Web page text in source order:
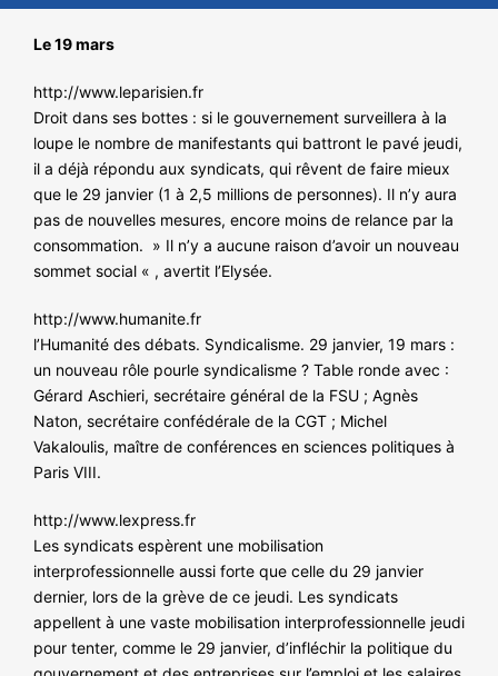
THÉMATIQUES
COMMUNIQUÉS
NOS ACTIONS
Le 19 mars
http://www.leparisien.fr
Droit dans ses bottes : si le gouvernement surveillera à la
loupe le nombre de manifestants qui battront le pavé jeudi,
il a déjà répondu aux syndicats, qui rêvent de faire mieux
que le 29 janvier (1 à 2,5 millions de personnes). Il n’y aura
pas de nouvelles mesures, encore moins de relance par la
consommation. » Il n’y a aucune raison d’avoir un nouveau
sommet social « , avertit l’Elysée.
http://www.humanite.fr
l’Humanité des débats. Syndicalisme. 29 janvier, 19 mars :
un nouveau rôle pourle syndicalisme ? Table ronde avec :
Gérard Aschieri, secrétaire général de la FSU ; Agnès
Naton, secrétaire confédérale de la CGT ; Michel
Vakaloulis, maître de conférences en sciences politiques à
Paris VIII.
http://www.lexpress.fr
Les syndicats espèrent une mobilisation
interprofessionnelle aussi forte que celle du 29 janvier
dernier, lors de la grève de ce jeudi. Les syndicats
appellent à une vaste mobilisation interprofessionnelle jeudi
pour tenter, comme le 29 janvier, d’infléchir la politique du